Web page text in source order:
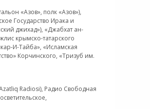
«Азов», полк «Азов»),
Государство Ирака и
джихад»), «Джабхат ан-
крымско-татарского
И-Тайба», «Исламская
Корчинского, «Тризуб им.
Radiosi), Радио Свободная